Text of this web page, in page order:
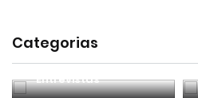
Categorias
Entrevistas